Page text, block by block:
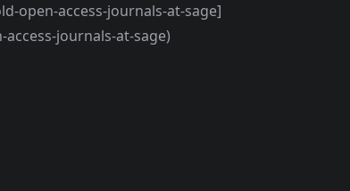
open-access-journals-at-sage]
journals-at-sage)